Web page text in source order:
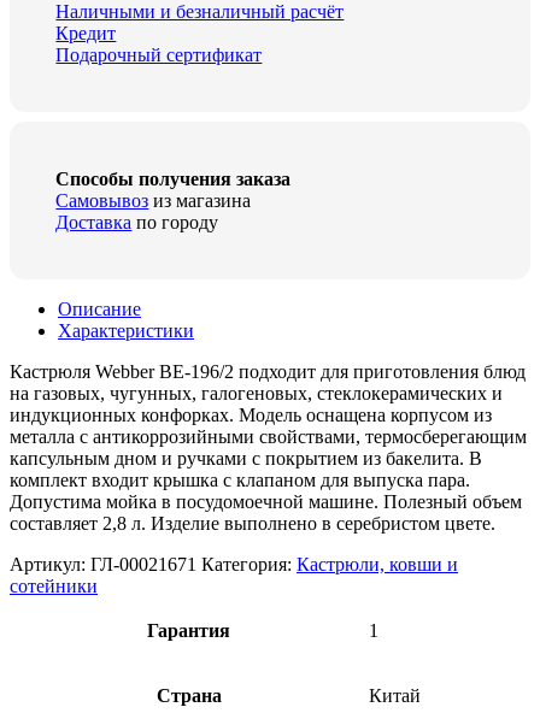
Наличными и безналичный расчёт
Кредит
Подарочный сертификат
Способы получения заказа
Самовывоз из магазина
Доставка по городу
Описание
Характеристики
Кастрюля Webber BE-196/2 подходит для приготовления блюд
на газовых, чугунных, галогеновых, стеклокерамических и
индукционных конфорках. Модель оснащена корпусом из
металла с антикоррозийными свойствами, термосберегающим
капсульным дном и ручками с покрытием из бакелита. В
комплект входит крышка с клапаном для выпуска пара.
Допустима мойка в посудомоечной машине. Полезный объем
составляет 2,8 л. Изделие выполнено в серебристом цвете.
Артикул: ГЛ-00021671 Категория: Кастрюли, ковши и
сотейники
Гарантия 1
Страна Китай